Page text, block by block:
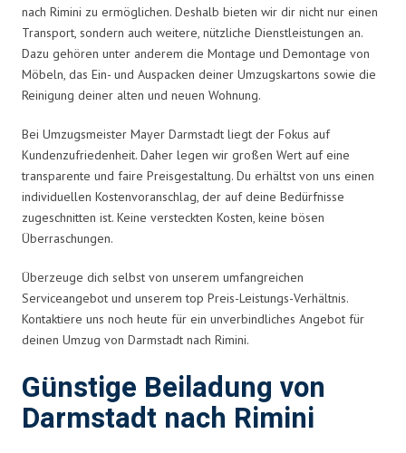
nach Rimini zu ermöglichen. Deshalb bieten wir dir nicht nur einen
Transport, sondern auch weitere, nützliche Dienstleistungen an.
Dazu gehören unter anderem die Montage und Demontage von
Möbeln, das Ein- und Auspacken deiner Umzugskartons sowie die
Reinigung deiner alten und neuen Wohnung.
Bei Umzugsmeister Mayer Darmstadt liegt der Fokus auf
Kundenzufriedenheit. Daher legen wir großen Wert auf eine
transparente und faire Preisgestaltung. Du erhältst von uns einen
individuellen Kostenvoranschlag, der auf deine Bedürfnisse
zugeschnitten ist. Keine versteckten Kosten, keine bösen
Überraschungen.
Überzeuge dich selbst von unserem umfangreichen
Serviceangebot und unserem top Preis-Leistungs-Verhältnis.
Kontaktiere uns noch heute für ein unverbindliches Angebot für
deinen Umzug von Darmstadt nach Rimini.
Günstige Beiladung von
Darmstadt nach Rimini